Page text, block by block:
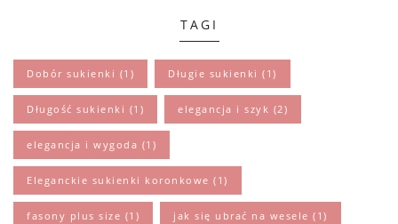
TAGI
Dobór sukienki (1) Długie sukienki (1)
Długość sukienki (1) elegancja i szyk (2)
elegancja i wygoda (1)
Eleganckie sukienki koronkowe (1)
fasony plus size (1) jak się ubrać na wesele (1)